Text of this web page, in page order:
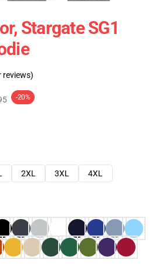
Stargate SG1
reviews)
-20%
2XL 3XL
4XL